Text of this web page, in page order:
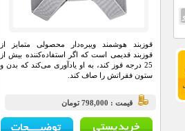
قوزبند هوشمند ویبره‌دار محصولی متمایز از
قوزبند قدیمی است که اگر استفاده‌کننده بیش از
25 درجه قوز کند، به او یادآوری می‌کند که بدن و
ستون فقراتش را صاف کند.
قيمت : 798,000 تومان